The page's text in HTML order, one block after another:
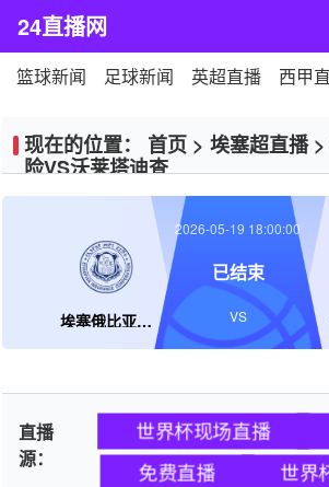
24直播网
篮球新闻 足球新闻 英超直播 西甲
现在的位置： 首页 > 埃塞超直播>
险VS沃莱塔迪查
埃塞俄比亚保险
2026-05-19 18:00:00
已结束
VS
直播
源：
世界杯现场直播
免费直播
世界